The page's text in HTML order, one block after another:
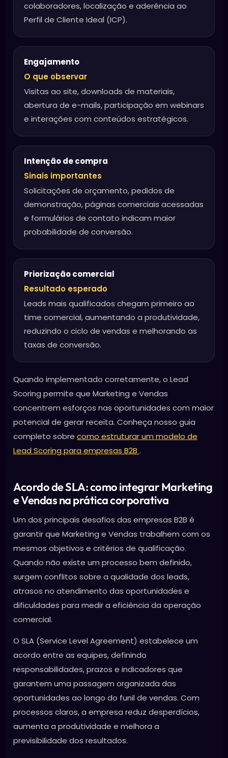
colaboradores, localização e aderência ao
Perfil de Cliente Ideal (ICP).
Engajamento
O que observar
Visitas ao site, downloads de materiais,
abertura de e-mails, participação em webinars
e interações com conteúdos estratégicos.
Intenção de compra
Sinais importantes
Solicitações de orçamento, pedidos de
demonstração, páginas comerciais acessadas
e formulários de contato indicam maior
probabilidade de conversão.
Priorização comercial
Resultado esperado
Leads mais qualificados chegam primeiro ao
time comercial, aumentando a produtividade,
reduzindo o ciclo de vendas e melhorando as
taxas de conversão.
Quando implementado corretamente, o Lead
Scoring permite que Marketing e Vendas
concentrem esforços nas oportunidades com maior
potencial de gerar receita. Conheça nosso guia
completo sobre como estruturar um modelo de
Lead Scoring para empresas B2B .
Acordo de SLA: como integrar Marketing
e Vendas na prática corporativa
Um dos principais desafios das empresas B2B é
garantir que Marketing e Vendas trabalhem com os
mesmos objetivos e critérios de qualificação.
Quando não existe um processo bem definido,
surgem conflitos sobre a qualidade dos leads,
atrasos no atendimento das oportunidades e
dificuldades para medir a eficiência da operação
comercial.
O SLA (Service Level Agreement) estabelece um
acordo entre as equipes, definindo
responsabilidades, prazos e indicadores que
garantem uma passagem organizada das
oportunidades ao longo do funil de vendas. Com
processos claros, a empresa reduz desperdícios,
aumenta a produtividade e melhora a
previsibilidade dos resultados.